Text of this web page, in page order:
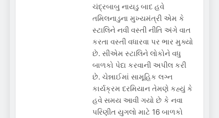
ચંદ્રબાબુ નાયડુ બાદ હવે
તમિલનાડુના મુખ્યમંત્રી એમ કે
સ્ટાલિને નવી વસ્તી નીતિ અંગે વાત
કરતા વસ્તી વધારવા પર ભાર મુક્યો
છે. સીએમ સ્ટાલિને લોકોને વધુ
બાળકો પેદા કરવાની અપીલ કરી
છે. ચેન્નાઈમાં સામૂહિક લગ્ન
કાર્યક્રમ દરમિયાન તેમણે કહ્યું કે
હવે સમય આવી ગયો છે કે નવા
પરિણીત યુગલો માટે 16 બાળકો